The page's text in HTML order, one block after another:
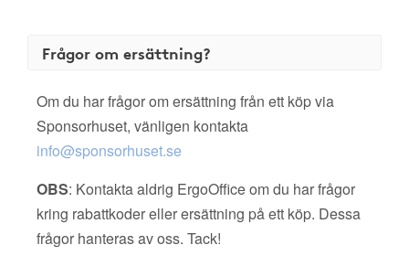
Frågor om ersättning?
Om du har frågor om ersättning från ett köp via
Sponsorhuset, vänligen kontakta
info@sponsorhuset.se
OBS: Kontakta aldrig ErgoOffice om du har frågor
kring rabattkoder eller ersättning på ett köp. Dessa
frågor hanteras av oss. Tack!